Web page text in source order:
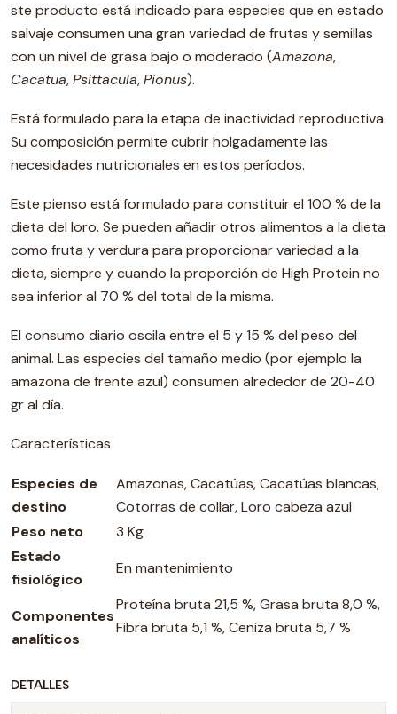
ste producto está indicado para especies que en estado
salvaje consumen una gran variedad de frutas y semillas
con un nivel de grasa bajo o moderado (Amazona,
Cacatua,Psittacula,Pionus).
Está formulado para la etapa de inactividad reproductiva.
Su composición permite cubrir holgadamente las
necesidades nutricionales en estos períodos.
Este pienso está formulado para constituir el 100 % de la
dieta del loro. Se pueden añadir otros alimentos a la dieta
como fruta y verdura para proporcionar variedad a la
dieta, siempre y cuando la proporción de High Protein no
sea inferior al 70 % del total de la misma.
El consumo diario oscila entre el 5 y 15 % del peso del
animal. Las especies del tamaño medio (por ejemplo la
amazona de frente azul) consumen alrededor de 20-40
gr al día.
Características
Especies de
destino
Amazonas, Cacatúas, Cacatúas blancas,
Cotorras de collar, Loro cabeza azul
Peso neto
3 Kg
Estado
fisiológico
En mantenimiento
Componentes
analíticos
Proteína bruta 21,5 %, Grasa bruta 8,0 %,
Fibra bruta 5,1 %, Ceniza bruta 5,7 %
DETALLES